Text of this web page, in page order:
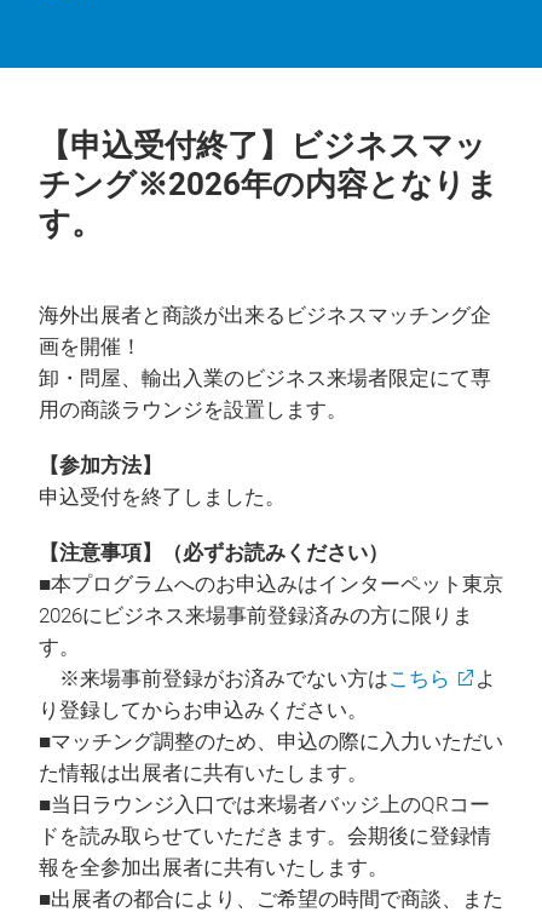
【申込受付終了】ビジネスマッ
チング※2026年の内容となりま
す。
海外出展者と商談が出来るビジネスマッチング企
画を開催！
卸・問屋、輸出入業のビジネス来場者限定にて専
用の商談ラウンジを設置します。
【参加方法】
申込受付を終了しました。
【注意事項】（必ずお読みください）
■本プログラムへのお申込みはインターペット東京
2026にビジネス来場事前登録済みの方に限りま
す。
※来場事前登録がお済みでない方はこちら
よ
り登録してからお申込みください。
■マッチング調整のため、申込の際に入力いただい
た情報は出展者に共有いたします。
■当日ラウンジ入口では来場者バッジ上のQRコー
ドを読み取らせていただきます。会期後に登録情
報を全参加出展者に共有いたします。
■出展者の都合により、ご希望の時間で商談、また